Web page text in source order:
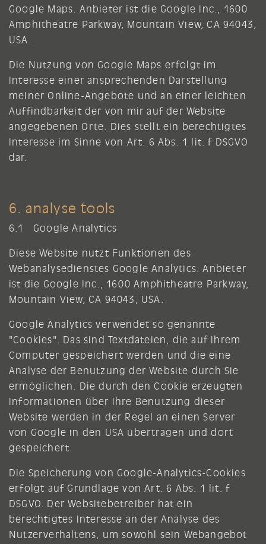
Google Maps. Anbieter ist die Google Inc., 1600
Amphitheatre Parkway, Mountain View, CA 94043,
USA.
Die Nutzung von Google Maps erfolgt im
Interesse einer ansprechenden Darstellung
meiner Online-Angebote und an einer leichten
Auffindbarkeit der von mir auf der Website
angegebenen Orte. Dies stellt ein berechtigtes
Interesse im Sinne von Art. 6 Abs. 1 lit. f DSGVO
dar.
6. analyse tools
6.1 Google Analytics
Diese Website nutzt Funktionen des
Webanalysedienstes Google Analytics. Anbieter
ist die Google Inc., 1600 Amphitheatre Parkway,
Mountain View, CA 94043, USA.
Google Analytics verwendet so genannte
"Cookies". Das sind Textdateien, die auf Ihrem
Computer gespeichert werden und die eine
Analyse der Benutzung der Website durch Sie
ermöglichen. Die durch den Cookie erzeugten
Informationen über Ihre Benutzung dieser
Website werden in der Regel an einen Server
von Google in den USA übertragen und dort
gespeichert.
Die Speicherung von Google-Analytics-Cookies
erfolgt auf Grundlage von Art. 6 Abs. 1 lit. f
DSGVO. Der Websitebetreiber hat ein
berechtigtes Interesse an der Analyse des
Nutzerverhaltens, um sowohl sein Webangebot